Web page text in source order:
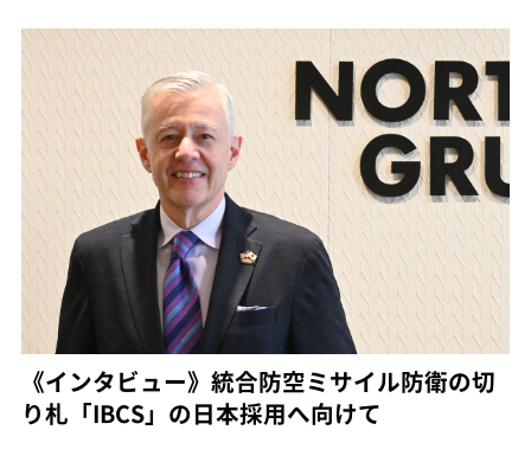
《インタビュー》統合防空ミサイル防衛の切
り札「IBCS」の日本採用へ向けて